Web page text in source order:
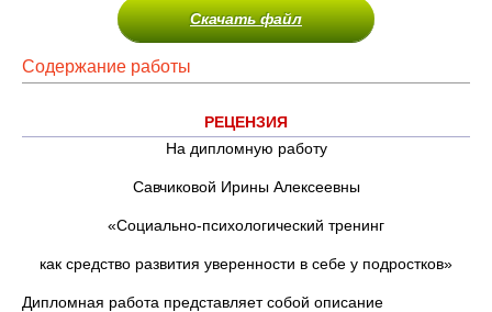
Скачать файл
Содержание работы
РЕЦЕНЗИЯ
На дипломную работу
Савчиковой Ирины Алексеевны
«Социально-психологический тренинг
как средство развития уверенности в себе у подростков»
Дипломная работа представляет собой описание